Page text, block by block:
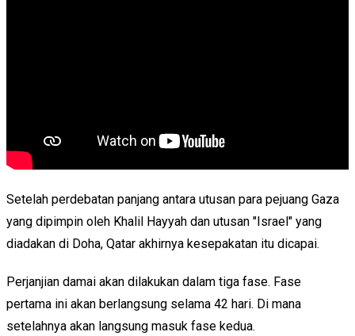
Setelah perdebatan panjang antara utusan para pejuang Gaza
yang dipimpin oleh Khalil Hayyah dan utusan "Israel" yang
diadakan di Doha, Qatar akhirnya kesepakatan itu dicapai.
Perjanjian damai akan dilakukan dalam tiga fase. Fase
pertama ini akan berlangsung selama 42 hari. Di mana
setelahnya akan langsung masuk fase kedua.